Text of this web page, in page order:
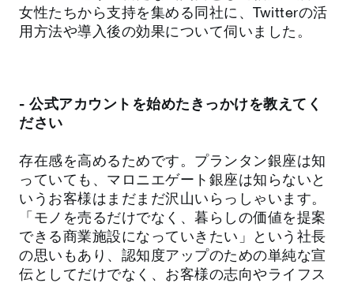
女性たちから支持を集める同社に、Twitterの活
用方法や導入後の効果について伺いました。
- 公式アカウントを始めたきっかけを教えてく
ださい
存在感を高めるためです。プランタン銀座は知
っていても、マロニエゲート銀座は知らないと
いうお客様はまだまだ沢山いらっしゃいます。
「モノを売るだけでなく、暮らしの価値を提案
できる商業施設になっていきたい」という社長
の思いもあり、認知度アップのための単純な宣
伝としてだけでなく、お客様の志向やライフス